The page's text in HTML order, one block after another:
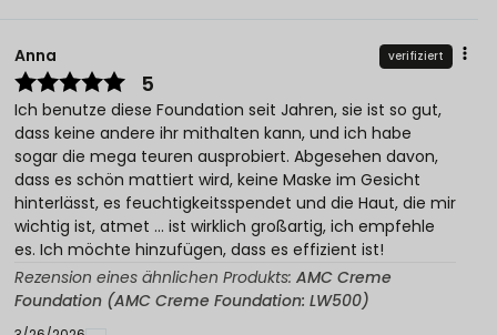
Anna verifiziert
5
Ich benutze diese Foundation seit Jahren, sie ist so gut,
dass keine andere ihr mithalten kann, und ich habe
sogar die mega teuren ausprobiert. Abgesehen davon,
dass es schön mattiert wird, keine Maske im Gesicht
hinterlässt, es feuchtigkeitsspendet und die Haut, die mir
wichtig ist, atmet ... ist wirklich großartig, ich empfehle
es. Ich möchte hinzufügen, dass es effizient ist!
Rezension eines ähnlichen Produkts: AMC Creme
Foundation (AMC Creme Foundation: LW500)